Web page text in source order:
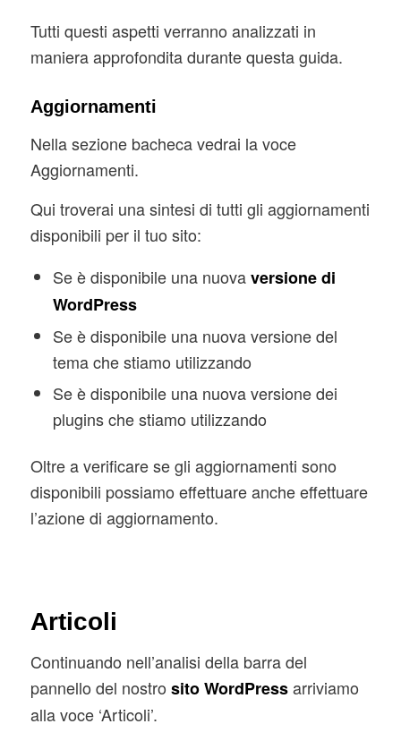
Tutti questi aspetti verranno analizzati in
maniera approfondita durante questa guida.
Aggiornamenti
Nella sezione bacheca vedrai la voce
Aggiornamenti.
Qui troverai una sintesi di tutti gli aggiornamenti
disponibili per il tuo sito:
Se è disponibile una nuovaversione di
WordPress
Se è disponibile una nuova versione del
tema che stiamo utilizzando
Se è disponibile una nuova versione dei
plugins che stiamo utilizzando
Oltre a verificare se gli aggiornamenti sono
disponibili possiamo effettuare anche effettuare
l’azione di aggiornamento.
Articoli
Continuando nell’analisi della barra del
pannello del nostro sito WordPressarriviamo
alla voce ‘Articoli’.